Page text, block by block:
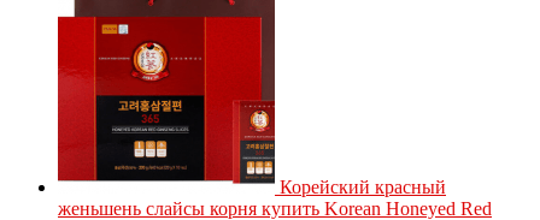
Корейский красный
женьшень слайсы корня купить Korean Honeyed Red